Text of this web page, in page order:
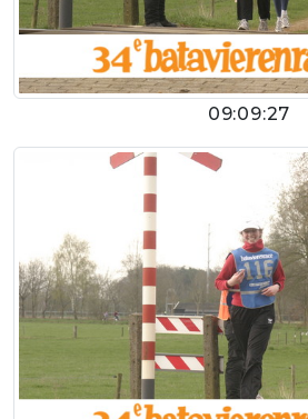
09:09:27